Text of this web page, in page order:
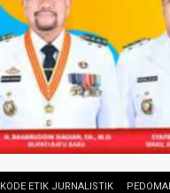
KODE ETIK JURNALISTIK